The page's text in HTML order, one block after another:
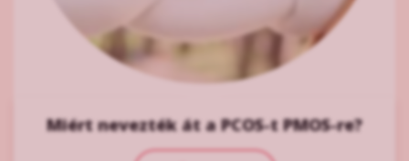
Miért nevezték át a PCOS-t PMOS-re?